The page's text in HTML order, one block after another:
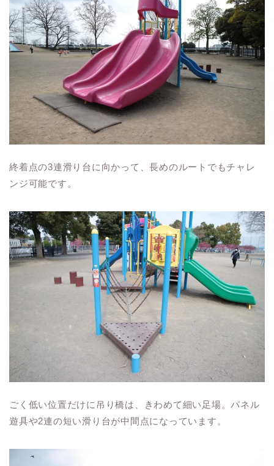
終着点の3連滑り台に向かって、長めのルートでもチャレ
ンジ可能です。
ごく低い位置だけに吊り橋は、きわめて細い足場。パネル
遊具や2連の短い滑り台が中間点になっています。